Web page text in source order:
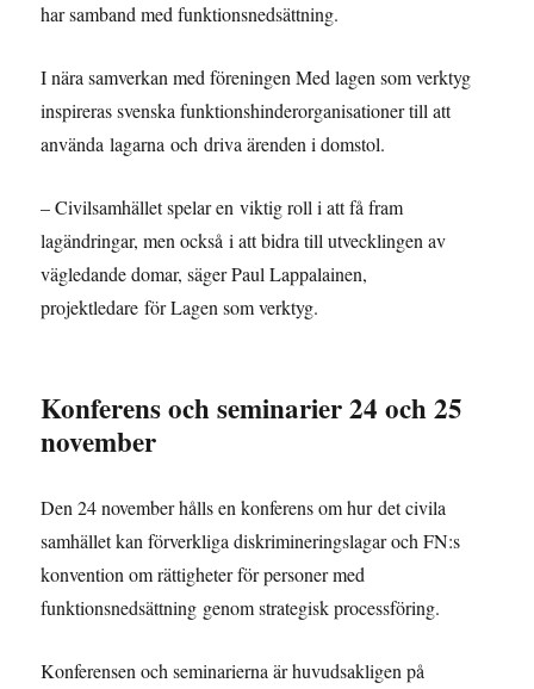
har samband med funktionsnedsättning.
I nära samverkan med föreningen Med lagen som verktyg
inspireras svenska funktionshinderorganisationer till att
använda lagarna och driva ärenden i domstol.
– Civilsamhället spelar en viktig roll i att få fram
lagändringar, men också i att bidra till utvecklingen av
vägledande domar, säger Paul Lappalainen,
projektledare för Lagen som verktyg.
Konferens och seminarier 24 och 25
november
Den 24 november hålls en konferens om hur det civila
samhället kan förverkliga diskrimineringslagar och FN:s
konvention om rättigheter för personer med
funktionsnedsättning genom strategisk processföring.
Konferensen och seminarierna är huvudsakligen på